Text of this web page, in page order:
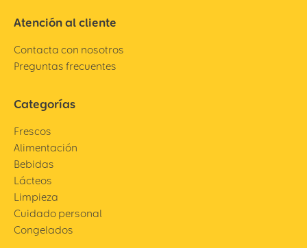
Atención al cliente
Contacta con nosotros
Preguntas frecuentes
Categorías
Frescos
Alimentación
Bebidas
Lácteos
Limpieza
Cuidado personal
Congelados